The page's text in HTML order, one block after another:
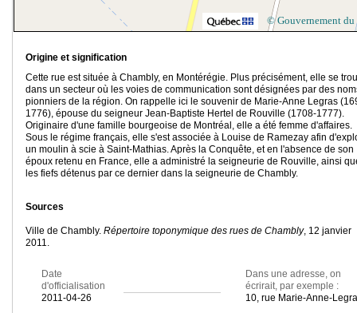
© Gouvernement du
Origine et signification
Cette rue est située à Chambly, en Montérégie. Plus précisément, elle se
dans un secteur où les voies de communication sont désignées par des
pionniers de la région. On rappelle ici le souvenir de Marie-Anne Legras
1776), épouse du seigneur Jean-Baptiste Hertel de Rouville (1708-1777).
Originaire d'une famille bourgeoise de Montréal, elle a été femme d'affaires.
Sous le régime français, elle s'est associée à Louise de Ramezay afin
un moulin à scie à Saint-Mathias. Après la Conquête, et en l'absence de son
époux retenu en France, elle a administré la seigneurie de Rouville, ainsi
les fiefs détenus par ce dernier dans la seigneurie de Chambly.
Sources
Ville de Chambly. Répertoire toponymique des rues de Chambly, 12 janvier
2011.
Date
d'officialisation
2011-04-26
Dans une adresse, on
écrirait, par exemple :
10, rue Marie-Anne-